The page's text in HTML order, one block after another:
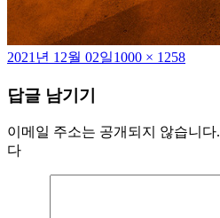
작
일
2021년 12월 02일전
1000 × 1258
답글 남기기
이메일 주소는 공개되지 않습니다.
다